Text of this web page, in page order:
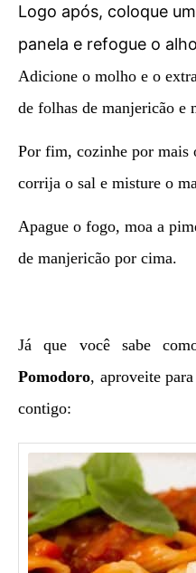
Logo após, coloque
panela e refogue o
Adicione o molho e o
de folhas de manjericão e
Por fim, cozinhe por mais
corrija o sal e misture o
Apague o fogo, moa a
de manjericão por cima.
Já que você sabe
Pomodoro, aproveite
contigo: